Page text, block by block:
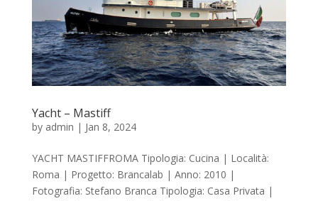
Yacht – Mastiff
by admin | Jan 8, 2024
YACHT MASTIFFROMA Tipologia: Cucina | Località:
Roma | Progetto: Brancalab | Anno: 2010 |
Fotografia: Stefano Branca Tipologia: Casa Privata |